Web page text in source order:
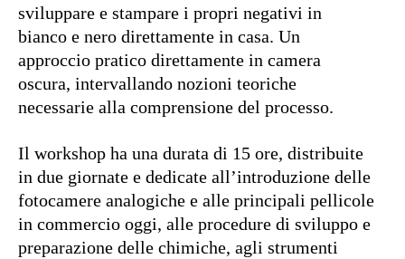
sviluppare e stampare i propri negativi in
bianco e nero direttamente in casa. Un
approccio pratico direttamente in camera
oscura, intervallando nozioni teoriche
necessarie alla comprensione del processo.
Il workshop ha una durata di 15 ore, distribuite
in due giornate e dedicate all’introduzione delle
fotocamere analogiche e alle principali pellicole
in commercio oggi, alle procedure di sviluppo e
preparazione delle chimiche, agli strumenti